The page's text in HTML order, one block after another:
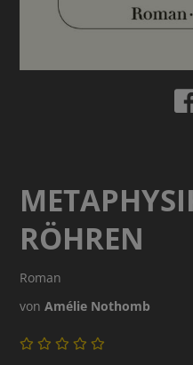
RÖHREN
Roman
vonAmélie Nothomb